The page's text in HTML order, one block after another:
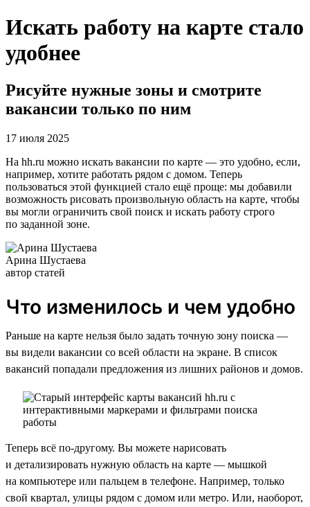
Искать работу на карте стало
удобнее
Рисуйте нужные зоны и смотрите
вакансии только по ним
17 июля 2025
На hh.ru можно искать вакансии по карте — это удобно, если,
например, хотите работать рядом с домом. Теперь
пользоваться этой функцией стало ещё проще: мы добавили
возможность рисовать произвольную область на карте, чтобы
вы могли ограничить свой поиск и искать работу строго
по заданной зоне.
Арина Шустаева
автор статей
Что изменилось и чем удобно
Раньше на карте нельзя было задать точную зону поиска —
вы видели вакансии со всей области на экране. В список
вакансий попадали предложения из лишних районов и домов.
Теперь всё по-другому. Вы можете нарисовать
и детализировать нужную область на карте — мышкой
на компьютере или пальцем в телефоне. Например, только
свой квартал, улицы рядом с домом или метро. Или, наоборот,